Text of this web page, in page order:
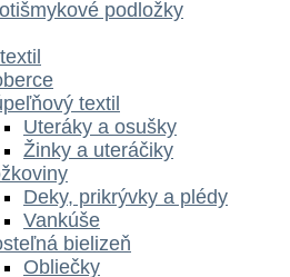
podložky
textil
Uteráky a osušky
Žinky a uteráčiky
Deky, prikrývky a plédy
Vankúše
bielizeň
Obliečky